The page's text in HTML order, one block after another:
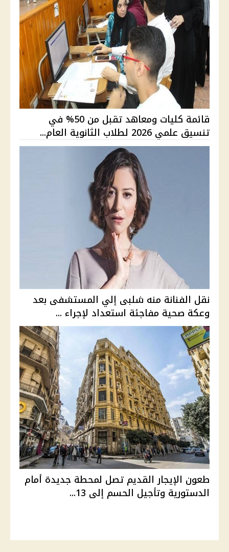
قائمة كليات ومعاهد تقبل من 50% في
تنسيق علمي 2026 لطلاب الثانوية العام...
نقل الفنانة منه شلبى إلي المستشفى بعد
وعكة صحية مفاجئة استعداد لإجراء ...
طعون الإيجار القديم تصل لمحطة جديدة أمام
الدستورية وتأجيل الحسم إلى 13...